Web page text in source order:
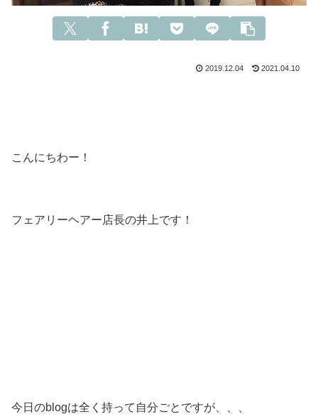
2019.12.04 2021.04.10
こんにちわー！
フェアリーヘアー店長の井上です！
今日のblogは全く持って自分ごとですが、、、